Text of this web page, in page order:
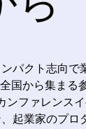
ンパクト志向
国から集まる
ファレンスイ
起業家のプロ